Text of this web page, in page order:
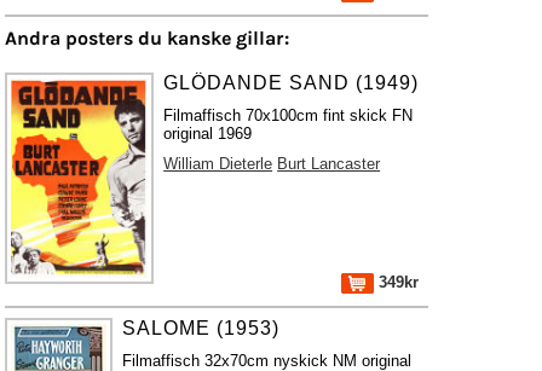
Andra posters du kanske gillar:
GLÖDANDE SAND (1949)
Filmaffisch 70x100cm fint skick FN
original 1969
William Dieterle Burt Lancaster
349kr
SALOME (1953)
Filmaffisch 32x70cm nyskick NM original